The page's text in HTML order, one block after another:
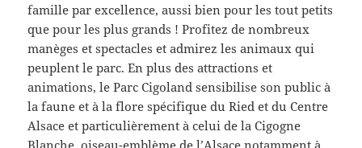
famille par excellence, aussi bien pour les tout petits
que pour les plus grands ! Profitez de nombreux
manèges et spectacles et admirez les animaux qui
peuplent le parc. En plus des attractions et
animations, le Parc Cigoland sensibilise son public à
la faune et à la flore spécifique du Ried et du Centre
Alsace et particulièrement à celui de la Cigogne
Blanche, oiseau-emblème de l’Alsace notamment à